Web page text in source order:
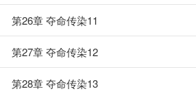
第26章 夺命传染11
第27章 夺命传染12
第28章 夺命传染13